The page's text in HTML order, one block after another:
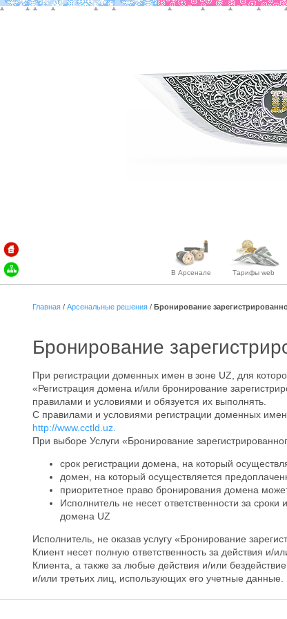
В Арсенале Тарифы web
Главная / Арсенальные решения / Бронирование
Бронирование
При регистрации доменных имен в зоне UZ, для
«Регистрация домена и/или бронирование
правилами и условиями и обязуется их выполнять.
С правилами и условиями регистрации доменных
http://www.cctld.uz.
При выборе Услуги «Бронирование
срок регистрации домена, на который
домен, на который осуществляется
приоритетное право бронирования домена
Исполнитель не несет ответственности за
домена UZ
Исполнитель, не оказав услугу «Бронирование
Клиент несет полную ответственность за действия
Клиента, а также за любые действия и/или
и/или третьих лиц, использующих его учетные данные.